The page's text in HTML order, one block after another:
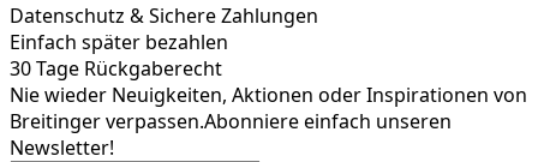
Datenschutz & Sichere Zahlungen
Einfach später bezahlen
30 Tage Rückgaberecht
Nie wieder Neuigkeiten, Aktionen oder Inspirationen von
Breitinger verpassen.Abonniere einfach unseren
Newsletter!